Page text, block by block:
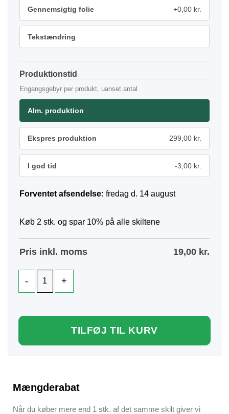
Gennemsigtig folie +0,00 kr.
Tekstændring
Produktionstid
Engangsgebyr per produkt, uanset antal
Alm. produktion
Ekspres produktion 299,00 kr.
I god tid -3,00 kr.
Forventet afsendelse: fredag d. 14 august
Køb 2 stk. og spar 10% på alle skiltene
Pris inkl. moms 19,00 kr.
TILFØJ TIL KURV
Mængderabat
Når du køber mere end 1 stk. af det samme skilt giver vi